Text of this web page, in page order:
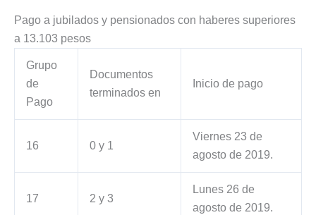
Pago a jubilados y pensionados con haberes superiores
a 13.103 pesos
Grupo
de
Pago
Documentos
terminados en
Inicio de pago
16 0 y 1
Viernes 23 de
agosto de 2019.
17 2 y 3
Lunes 26 de
agosto de 2019.